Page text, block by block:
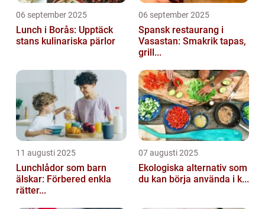
06 september 2025
Lunch i Borås: Upptäck
stans kulinariska pärlor
06 september 2025
Spansk restaurang i
Vasastan: Smakrik tapas,
grill...
11 augusti 2025
Lunchlådor som barn
älskar: Förbered enkla
rätter...
07 augusti 2025
Ekologiska alternativ som
du kan börja använda i k...